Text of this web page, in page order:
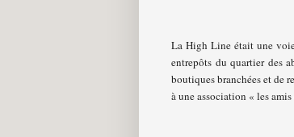
La High Line était une
entrepôts du quartier des
boutiques branchées et de
à une association « les